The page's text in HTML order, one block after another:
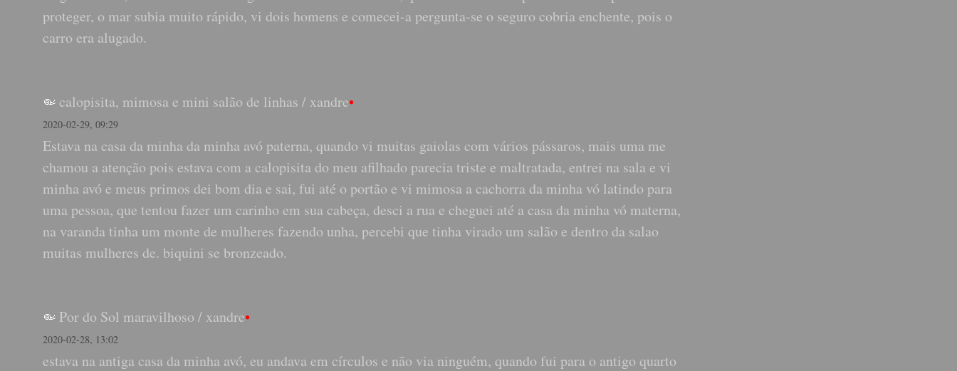
proteger, o mar subia muito rápido, vi dois homens e comecei-a pergunta-se o seguro cobria enchente, pois o
carro era alugado.
calopisita, mimosa e mini salão de linhas / xandre•
2020-02-29, 09:29
Estava na casa da minha da minha avó paterna, quando vi muitas gaiolas com vários pássaros, mais uma me
chamou a atenção pois estava com a calopisita do meu afilhado parecia triste e maltratada, entrei na sala e vi
minha avó e meus primos dei bom dia e sai, fui até o portão e vi mimosa a cachorra da minha vó latindo para
uma pessoa, que tentou fazer um carinho em sua cabeça, desci a rua e cheguei até a casa da minha vó materna,
na varanda tinha um monte de mulheres fazendo unha, percebi que tinha virado um salão e dentro da salao
muitas mulheres de. biquini se bronzeado.
Por do Sol maravilhoso / xandre•
2020-02-28, 13:02
estava na antiga casa da minha avó, eu andava em círculos e não via ninguém, quando fui para o antigo quarto